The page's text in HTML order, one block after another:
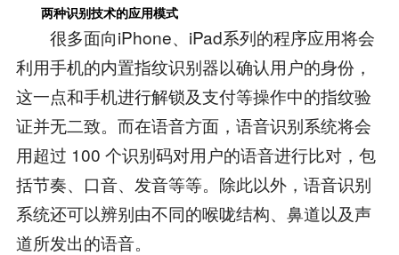
两种识别技术的应用模式
很多面向iPhone、iPad系列的程序应用将会
利用手机的内置指纹识别器以确认用户的身份，
这一点和手机进行解锁及支付等操作中的指纹验
证并无二致。而在语音方面，语音识别系统将会
用超过 100 个识别码对用户的语音进行比对，包
括节奏、口音、发音等等。除此以外，语音识别
系统还可以辨别由不同的喉咙结构、鼻道以及声
道所发出的语音。